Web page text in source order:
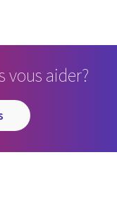
vous aider?